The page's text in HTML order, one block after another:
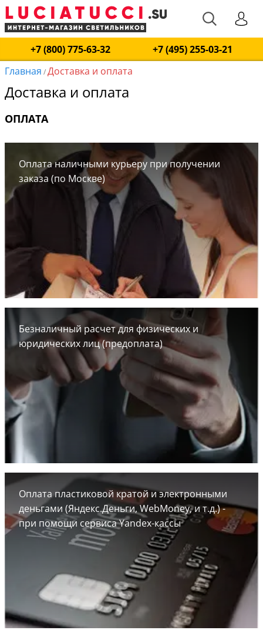
+7 (800) 775-63-32
+7 (495) 255-03-21
Главная /Доставка и оплата
Доставка и оплата
ОПЛАТА
Оплата наличными курьеру при получении
заказа (по Москве)
Безналичный расчет для физических и
юридических лиц (предоплата)
Оплата пластиковой кратой и электронными
деньгами (Яндекс.Деньги, WebMoney, и т.д.) -
при помощи сервиса Yandex-кассы